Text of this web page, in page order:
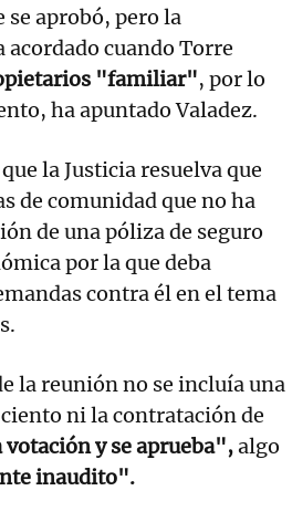
se aprobó, pero la
cuando Torre
"familiar", por lo
ha apuntado Valadez.
la Justicia resuelva que
de comunidad que no ha
de una póliza de seguro
por la que deba
contra él en el tema
la reunión no se incluía una
ni la contratación de
votación y se aprueba",algo
inaudito".